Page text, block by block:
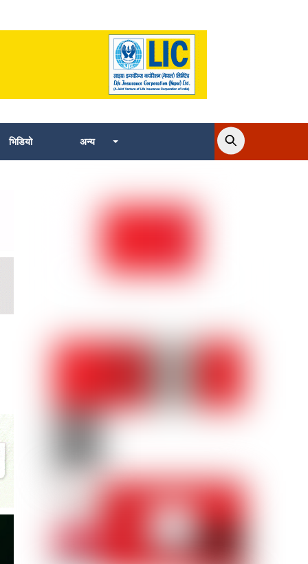
भिडियो अन्य